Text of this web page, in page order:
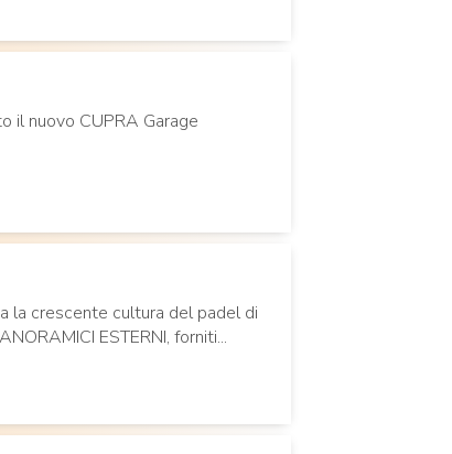
il nuovo CUPRA Garage
la crescente cultura del padel di
ESTERNI, forniti...